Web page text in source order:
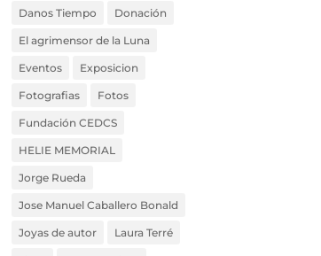
Danos Tiempo Donación
El agrimensor de la Luna
Eventos Exposicion
Fotografias Fotos
Fundación CEDCS
HELIE MEMORIAL
Jorge Rueda
Jose Manuel Caballero Bonald
Joyas de autor Laura Terré